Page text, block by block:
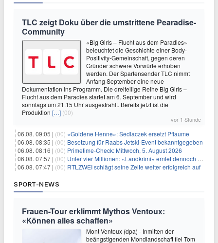
TLC zeigt Doku über die umstrittene Pearadise-
Community
«Big Girls – Flucht aus dem Paradies»
beleuchtet die Geschichte einer Body-
Positivity-Gemeinschaft, gegen deren
Gründer schwere Vorwürfe erhoben
werden. Der Spartensender TLC nimmt
Anfang September eine neue
Dokumentation ins Programm. Die dreiteilige Reihe Big Girls –
Flucht aus dem Paradies startet am 6. September und wird
sonntags um 21.15 Uhr ausgestrahlt. Bereits jetzt ist die
Produktion […] (00)
vor 1 Stunde
06.08. 09:05 | (00) «Goldene Henne»: Sedlaczek ersetzt Pflaume
06.08. 08:35 | (00) Besetzung für Raabs Jetski-Event bekanntgegeben
06.08. 08:16 | (00) Primetime-Check: Mittwoch, 5. August 2026
06.08. 07:57 | (00) Unter vier Millionen: «Landkrimi» erntet dennoch Primetime-Führung
06.08. 07:47 | (00) RTLZWEI schlägt seine Zelte weiter erfolgreich auf
SPORT-NEWS
Frauen-Tour erklimmt Mythos Ventoux:
«Können alles schaffen»
Mont Ventoux (dpa) - Inmitten der
beängstigenden Mondlandschaft fiel Tom